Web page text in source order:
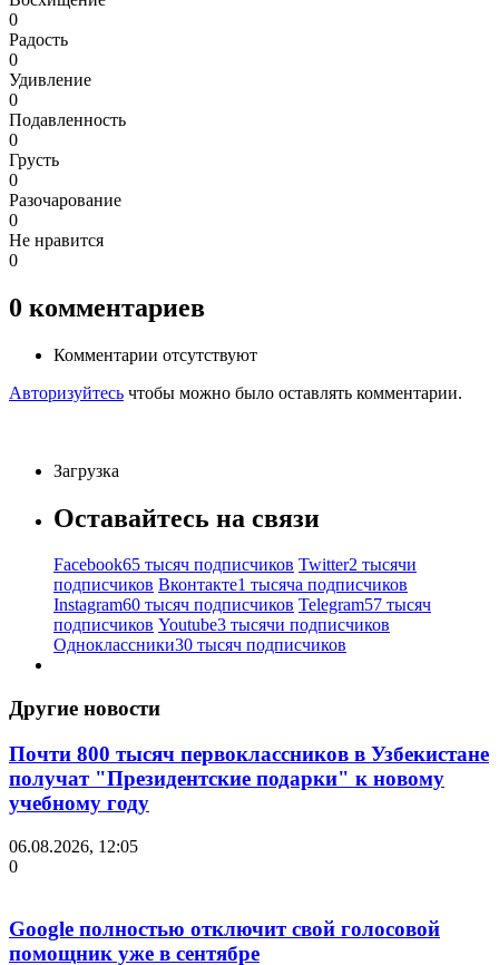
0
Радость
0
Удивление
0
Подавленность
0
Грусть
0
Разочарование
0
Не нравится
0
0 комментариев
Комментарии отсутствуют
Авторизуйтесь чтобы можно было оставлять комментарии.
Загрузка
Оставайтесь на связи
Facebook65 тысяч подписчиков Twitter2 тысячи
подписчиков Вконтакте1 тысяча подписчиков
Instagram60 тысяч подписчиков Telegram57 тысяч
подписчиков Youtube3 тысячи подписчиков
Одноклассники30 тысяч подписчиков
Другие новости
Почти 800 тысяч первоклассников в Узбекистане
получат "Президентские подарки" к новому
учебному году
06.08.2026, 12:05
0
Google полностью отключит свой голосовой
помощник уже в сентябре